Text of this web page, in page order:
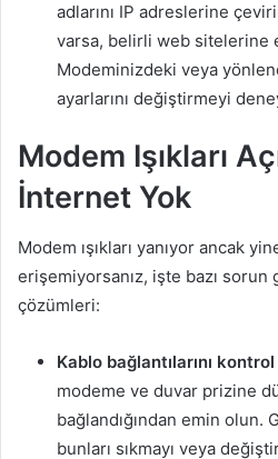
adlarını IP adreslerine
varsa, belirli web sitelerine
Modeminizdeki veya
ayarlarını değiştirmeyi
Modem Işıkları
İnternet Yok
Modem ışıkları yanıyor ancak
erişemiyorsanız, işte bazı sorun
çözümleri:
Kablo bağlantılarını
modeme ve duvar prizine
bağlandığından emin olun.
bunları sıkmayı veya